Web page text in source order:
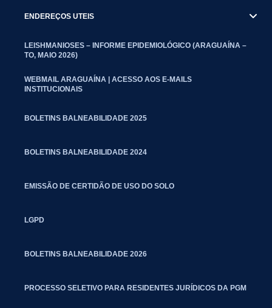
ENDEREÇOS UTEIS
LEISHMANIOSES – INFORME EPIDEMIOLÓGICO (ARAGUAÍNA –
TO, MAIO 2026)
WEBMAIL ARAGUAÍNA | ACESSO AOS E-MAILS
INSTITUCIONAIS
BOLETINS BALNEABILIDADE 2025
BOLETINS BALNEABILIDADE 2024
EMISSÃO DE CERTIDÃO DE USO DO SOLO
LGPD
BOLETINS BALNEABILIDADE 2026
PROCESSO SELETIVO PARA RESIDENTES JURÍDICOS DA PGM